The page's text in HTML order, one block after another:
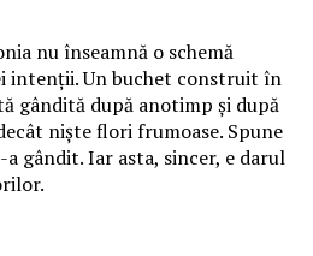
nu înseamnă o schemă
intenții. Un buchet construit în
gândită după anotimp și după
niște flori frumoase. Spune
gândit. Iar asta, sincer, e darul